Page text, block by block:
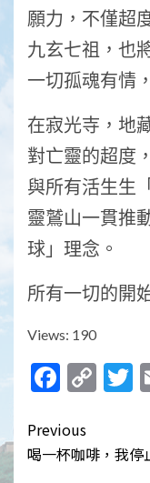
願力，不僅超
九玄七祖，也
一切孤魂有情
在寂光寺，地
對亡靈的超度
與所有活生生
靈鷲山一貫推
球」理念。
所有一切的開
Views: 190
Post
Previous
喝一杯咖啡，我停